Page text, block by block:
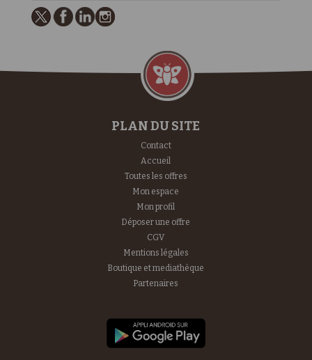
PLAN DU SITE
Contact
Accueil
Toutes les offres
Mon espace
Mon profil
Déposer une offre
CGV
Mentions légales
Boutique et mediathèque
Partenaires